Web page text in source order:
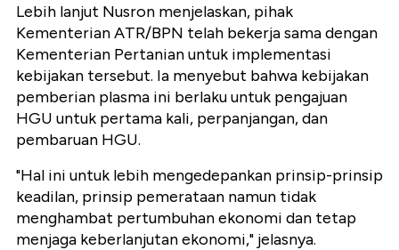
Lebih lanjut Nusron menjelaskan, pihak
Kementerian ATR/BPN telah bekerja sama dengan
Kementerian Pertanian untuk implementasi
kebijakan tersebut. Ia menyebut bahwa kebijakan
pemberian plasma ini berlaku untuk pengajuan
HGU untuk pertama kali, perpanjangan, dan
pembaruan HGU.
"Hal ini untuk lebih mengedepankan prinsip-prinsip
keadilan, prinsip pemerataan namun tidak
menghambat pertumbuhan ekonomi dan tetap
menjaga keberlanjutan ekonomi," jelasnya.